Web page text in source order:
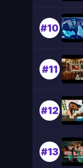
#10
#11
#12
#13